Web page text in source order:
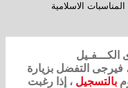
الاسلامية
فيرجى التفضل بزيارة
بالتسجيل ، إذا رغبت